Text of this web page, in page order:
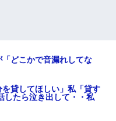
どこかで音漏れしてな
を貸してほしい」私「貸す
たら泣き出して・・私